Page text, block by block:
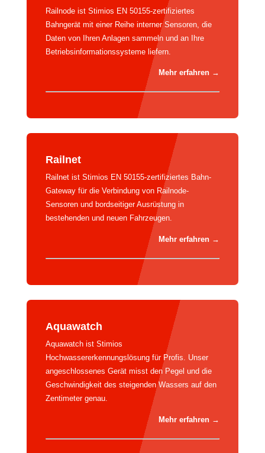
Railnode ist Stimios EN 50155-zertifiziertes
Bahngerät mit einer Reihe interner Sensoren, die
Daten von Ihren Anlagen sammeln und an Ihre
Betriebsinformationssysteme liefern.
Mehr erfahren →
Railnet
Railnet ist Stimios EN 50155-zertifiziertes Bahn-
Gateway für die Verbindung von Railnode-
Sensoren und bordseitiger Ausrüstung in
bestehenden und neuen Fahrzeugen.
Mehr erfahren →
Aquawatch
Aquawatch ist Stimios
Hochwassererkennungslösung für Profis. Unser
angeschlossenes Gerät misst den Pegel und die
Geschwindigkeit des steigenden Wassers auf den
Zentimeter genau.
Mehr erfahren →